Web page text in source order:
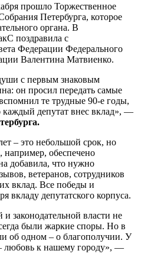
прошло Торжественное
Петербурга, которое
органа. В
поздравила с
Федерации Федерального
Валентина Матвиенко.
с первым знаковым
он просил передать самые
те трудные 90-е годы,
депутат внес вклад», —
– это небольшой срок, но
например, обеспечено
добавила, что нужно
ветеранов, сотрудников
вклад. Все победы и
вкладу депутатского корпуса.
законодательной власти не
были жаркие споры. Но в
об одном – о благополучии. У
любовь к нашему городу», —